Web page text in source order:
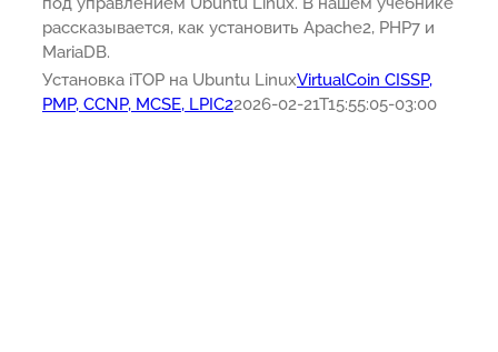
рассказывается, как установить Apache2, PHP7 и
MariaDB.
Установка iTOP на Ubuntu LinuxVirtualCoin CISSP,
PMP, CCNP, MCSE, LPIC22026-02-21T15:55:05-03:00